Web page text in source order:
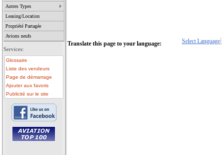
Autres Types
Leasing/Location
Propriété Partagée
Avions neufs
Services:
Glossaire
Liste des vendeurs
Page de démarrage
Ajouter aux favoris
Publicité sur le site
Translate this page to your language:
Select Language